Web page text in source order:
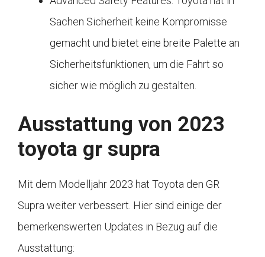
Sachen Sicherheit keine Kompromisse
gemacht und bietet eine breite Palette an
Sicherheitsfunktionen, um die Fahrt so
sicher wie möglich zu gestalten.
Ausstattung von 2023
toyota gr supra
Mit dem Modelljahr 2023 hat Toyota den GR
Supra weiter verbessert. Hier sind einige der
bemerkenswerten Updates in Bezug auf die
Ausstattung: